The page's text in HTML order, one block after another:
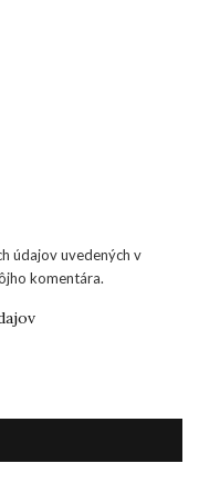
údajov uvedených v
komentára.